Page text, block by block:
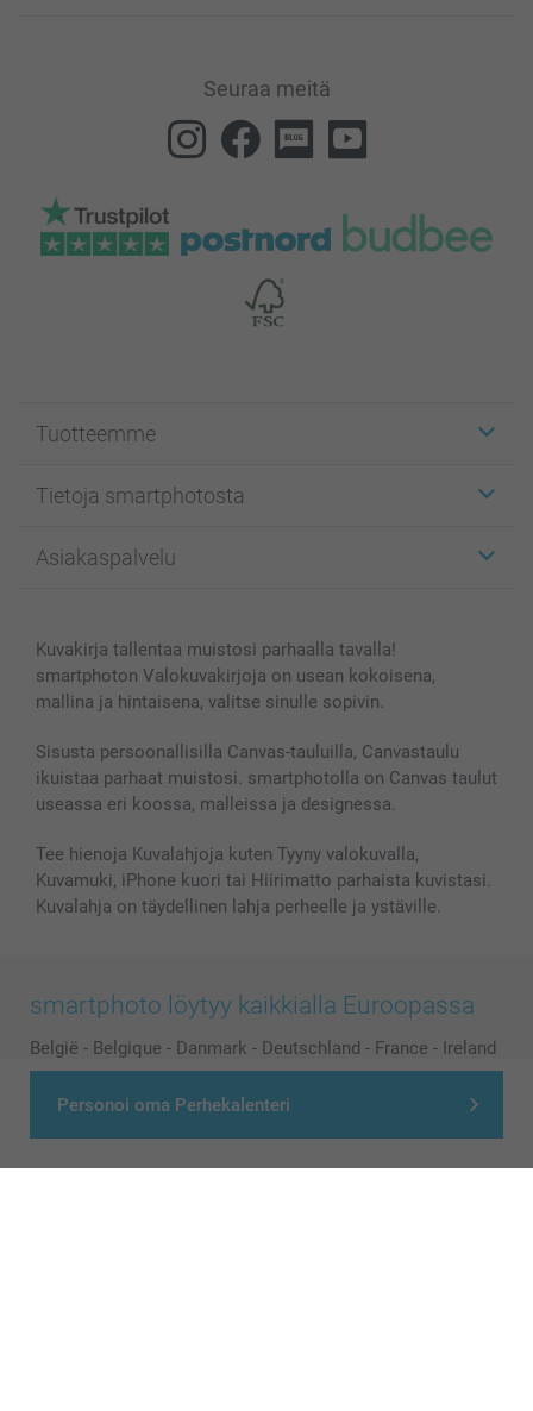
Personoi oma Perhekalenteri
Seuraa meitä
Tuotteemme
Kuvakortit
Kuvakirjat
Kännykkä & Tabletti
MyNameBook
Valokuvakehykset & Lisätarvikkeet
Lahjakortti
Kaikki kuvatuotteet
Tietoja smartphotosta
Affiliate ohjelma
Sivukartta
Ehdot/takuut
Asiakaspalvelu
smartbonus
Hinnat & maksutavat
Kuvakirja tallentaa muistosi parhaalla tavalla!
smartphoton Valokuvakirjoja on usean kokoisena,
mallina ja hintaisena, valitse sinulle sopivin.
Sisusta persoonallisilla Canvas-tauluilla, Canvastaulu
ikuistaa parhaat muistosi. smartphotolla on Canvas taulut
useassa eri koossa, malleissa ja designessa.
Tee hienoja Kuvalahjoja kuten Tyyny valokuvalla,
Kuvamuki, iPhone kuori tai Hiirimatto parhaista kuvistasi.
Kuvalahja on täydellinen lahja perheelle ja ystäville.
smartphoto löytyy kaikkialla Euroopassa
België - Belgique - Danmark - Deutschland - France - Ireland
Switzerland - Suomi - Sverige - United Kingdom
Other Countries